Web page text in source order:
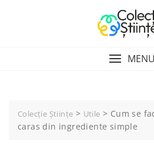
MENU
Colecție Științe > Utile > Cum se
caras din ingrediente simple